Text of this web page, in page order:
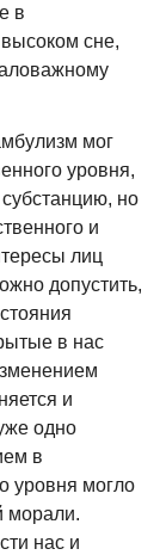
в
сне,
мог
уровня,
но
и
лиц
допустить,
в нас
и
одно
в
уровня могло
морали.
нас и